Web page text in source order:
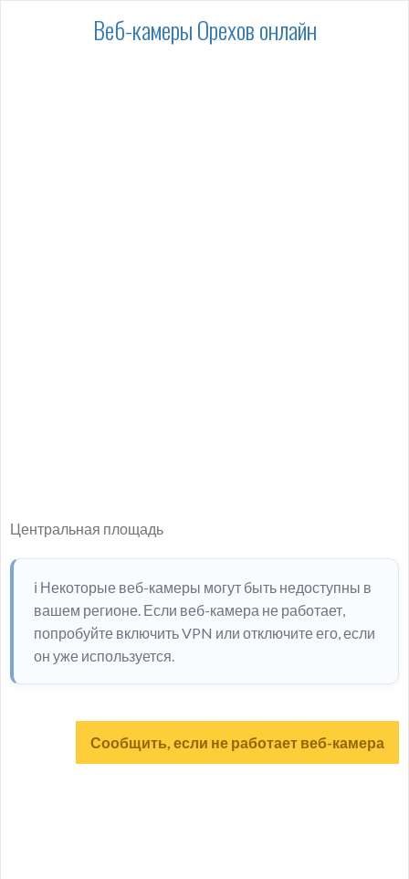
Веб-камеры Орехов онлайн
Центральная площадь
ℹ️ Некоторые веб-камеры могут быть недоступны в
вашем регионе. Если веб-камера не работает,
попробуйте включить VPN или отключите его, если
он уже используется.
Сообщить, если не работает веб-камера